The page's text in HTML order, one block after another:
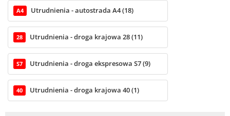
A4 Utrudnienia - autostrada A4 (18)
28 Utrudnienia - droga krajowa 28 (11)
S7 Utrudnienia - droga ekspresowa S7 (9)
40 Utrudnienia - droga krajowa 40 (1)